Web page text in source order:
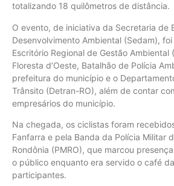
totalizando 18 quilômetros de distância.
O evento, de iniciativa da Secretaria de
Desenvolvimento Ambiental (Sedam),
Escritório Regional de Gestão Ambiental
Floresta d’Oeste, Batalhão de Polícia
prefeitura do município e o
Trânsito (Detran-RO), além de contar
empresários do município.
Na chegada, os ciclistas foram
Fanfarra e pela Banda da Polícia Militar
Rondônia (PMRO), que marcou
o público enquanto era servido o café
participantes.